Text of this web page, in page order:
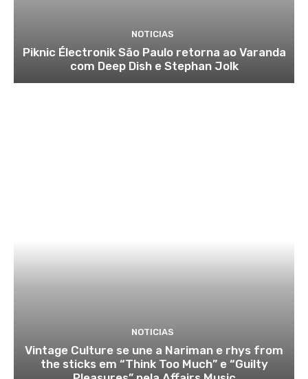
NOTICIAS
Piknic Électronik São Paulo retorna ao Varanda
com Deep Dish e Stephan Jolk
NOTICIAS
Vintage Culture se une a Nariman e rhys from
the sticks em “Think Too Much” e “Guilty